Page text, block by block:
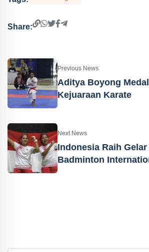
Share:
Previous News
Aditya Boyong
Kejuaraan Karate
Next News
Indonesia Raih
Badminton